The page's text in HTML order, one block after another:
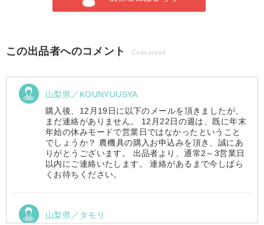
この出品者へのコメント Comment
山梨県／KOUNYUUSYA
購入後、12月19日に以下のメールを頂きましたが、
まだ連絡がありません。 12月22日の週は、既に年末
年始の休みモードで営業日ではなかったということ
でしょうか？ 農機具の購入お申込みを頂き、誠にあ
りがとうございます。 出品者より、通常2～3営業日
以内にご連絡いたします。 連絡があるまで今しばら
くお待ちください。
山梨県／タモリ